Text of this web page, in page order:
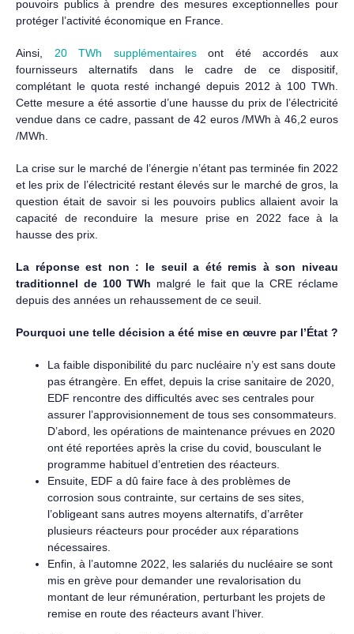
pouvoirs publics à prendre des mesures exceptionnelles pour
protéger l’activité économique en France.
Ainsi, 20 TWh supplémentairesont été accordés aux
fournisseurs alternatifs dans le cadre de ce dispositif,
complétant le quota resté inchangé depuis 2012 à 100 TWh.
Cette mesure a été assortie d’une hausse du prix de l’électricité
vendue dans ce cadre, passant de 42 euros /MWh à 46,2 euros
/MWh.
La crise sur le marché de l’énergie n’étant pas terminée fin 2022
et les prix de l’électricité restant élevés sur le marché de gros, la
question était de savoir si les pouvoirs publics allaient avoir la
capacité de reconduire la mesure prise en 2022 face à la
hausse des prix.
La réponse est non : le seuil a été remis à son niveau
traditionnel de 100 TWh malgré le fait que la CRE réclame
depuis des années un rehaussement de ce seuil.
Pourquoi une telle décision a été mise en œuvre par l’État ?
La faible disponibilité du parc nucléaire n’y est sans doute
pas étrangère. En effet, depuis la crise sanitaire de 2020,
EDF rencontre des difficultés avec ses centrales pour
assurer l’approvisionnement de tous ses consommateurs.
D’abord, les opérations de maintenance prévues en 2020
ont été reportées après la crise du covid, bousculant le
programme habituel d’entretien des réacteurs.
Ensuite, EDF a dû faire face à des problèmes de
corrosion sous contrainte, sur certains de ses sites,
l’obligeant sans autres moyens alternatifs, d’arrêter
plusieurs réacteurs pour procéder aux réparations
nécessaires.
Enfin, à l’automne 2022, les salariés du nucléaire se sont
mis en grève pour demander une revalorisation du
montant de leur rémunération, perturbant les projets de
remise en route des réacteurs avant l’hiver.